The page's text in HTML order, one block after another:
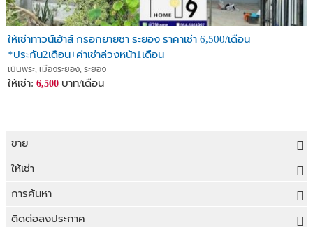
ให้เช่าทาวน์เฮ้าส์ กรอกยายชา ระยอง ราคาเช่า 6,500/เดือน
*ประกัน2เดือน+ค่าเช่าล่วงหน้า1เดือน
เนินพระ, เมืองระยอง, ระยอง
ให้เช่า: 6,500 บาท/เดือน
ขาย
ขายที่ดิน
ขายบ้าน
ขายคอนโด
ให้เช่า
ให้เช่าที่ดิน
ให้เช่าบ้าน
การค้นหา
ขายที่ดิน
ติดต่อลงประกาศ